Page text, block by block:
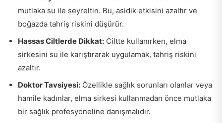
mutlaka su ile seyreltin. Bu, asidik etkisini azaltır ve
boğazda tahriş riskini düşürür.
Hassas Ciltlerde Dikkat: Ciltte kullanırken, elma
sirkesini su ile karıştırarak uygulamak, tahriş riskini
azaltır.
Doktor Tavsiyesi: Özellikle sağlık sorunları olanlar veya
hamile kadınlar, elma sirkesi kullanmadan önce mutlaka
bir sağlık profesyoneline danışmalıdır.